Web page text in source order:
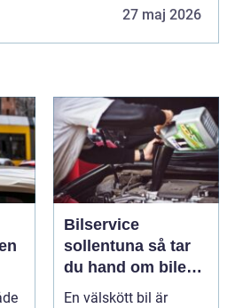
27 maj 2026
Bilservice
sollentuna så tar
du hand om bilen
på ett smart sätt
En välskött bil är